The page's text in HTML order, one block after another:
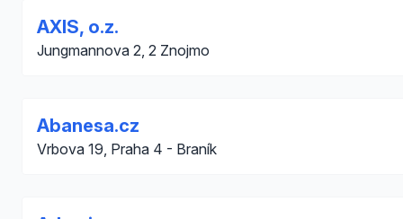
AXIS, o.z.
Jungmannova 2, 2 Znojmo
Abanesa.cz
Vrbova 19, Praha 4 - Braník